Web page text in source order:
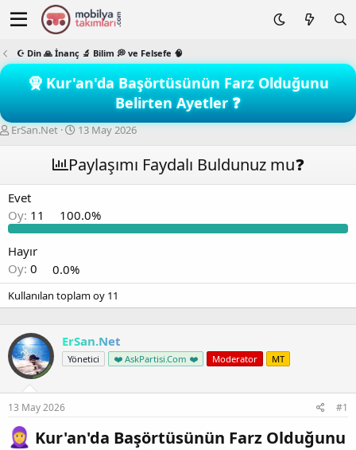
☪️ Din 🙏 İnanç 🔬 Bilim 💭 ve Felsefe 🧠
🧕 Kur'an'da Başörtüsünün Farz Olduğunu
Belirten Ayetler ❓
K
o
u
y
u
ş
l
a
t
ErSan.Net
B
a
l
a
g
a
r
i
13 May 2026
Paylaşımı Faydalı Buldunuz mu❓
Evet
Oy: 11 100.0%
Hayır
Oy: 0 0.0%
Kullanılan toplam oy 11
ErSan.Net
Yönetici ❤️ AskPartisi.Com ❤️ Moderator MT
13 May 2026 #1
Kur'an'da Başörtüsünün Farz Olduğunu